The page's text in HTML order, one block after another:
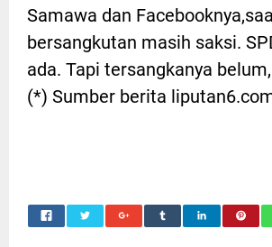
Samawa dan
bersangkutan masih saksi.
ada. Tapi tersangkanya
(*) Sumber berita